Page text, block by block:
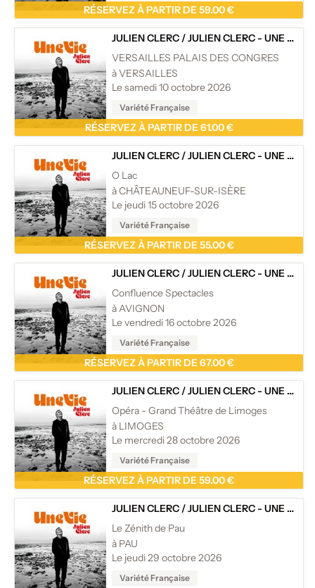
RÉSERVEZ À PARTIR DE 59.00 €
JULIEN CLERC /JULIEN CLERC - UNE VIE - TOURNÉE
VERSAILLES PALAIS DES CONGRES
à VERSAILLES
Le samedi 10 octobre 2026
Variété Française
RÉSERVEZ À PARTIR DE 61.00 €
JULIEN CLERC /JULIEN CLERC - UNE VIE - TOURNÉE
O Lac
à CHÂTEAUNEUF-SUR-ISÈRE
Le jeudi 15 octobre 2026
Variété Française
RÉSERVEZ À PARTIR DE 55.00 €
JULIEN CLERC /JULIEN CLERC - UNE VIE - TOURNÉE
Confluence Spectacles
à AVIGNON
Le vendredi 16 octobre 2026
Variété Française
RÉSERVEZ À PARTIR DE 67.00 €
JULIEN CLERC /JULIEN CLERC - UNE VIE - TOURNÉE
Opéra - Grand Théâtre de Limoges
à LIMOGES
Le mercredi 28 octobre 2026
Variété Française
RÉSERVEZ À PARTIR DE 59.00 €
JULIEN CLERC /JULIEN CLERC - UNE VIE - TOURNÉE
Le Zénith de Pau
à PAU
Le jeudi 29 octobre 2026
Variété Française